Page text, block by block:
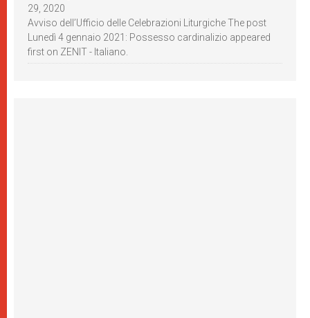
29, 2020
Avviso dell’Ufficio delle Celebrazioni Liturgiche The post
Lunedì 4 gennaio 2021: Possesso cardinalizio appeared
first on ZENIT - Italiano.